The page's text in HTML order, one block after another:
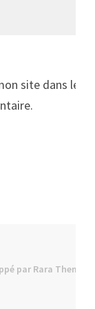
site dans le
par Rara Theme